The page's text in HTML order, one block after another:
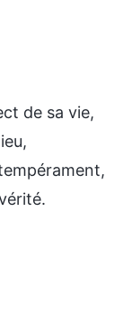
de sa vie,